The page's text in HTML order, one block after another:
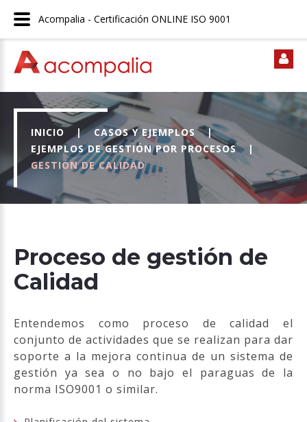
INICIO | CASOS Y EJEMPLOS
|
EJEMPLOS DE GESTIÓN POR PROCESOS
|
GESTIÓN DE CALIDAD
Proceso de gestión de
Calidad
Entendemos como proceso de calidad el
conjunto de actividades que se realizan para dar
soporte a la mejora continua de un sistema de
gestión ya sea o no bajo el paraguas de la
norma ISO9001 o similar.
Acompalia - Certificación ONLINE ISO 9001